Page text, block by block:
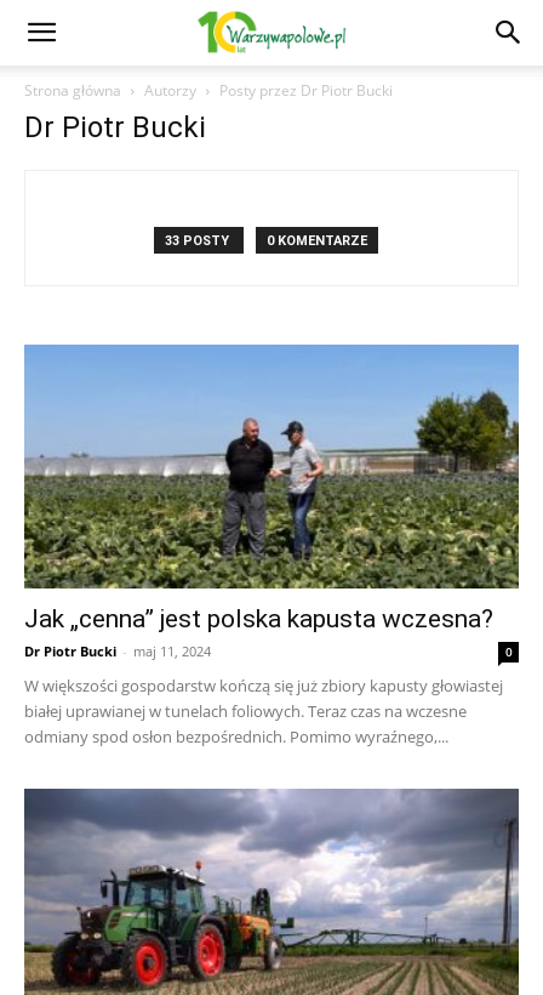
Strona główna Autorzy Posty przez Dr Piotr Bucki
Dr Piotr Bucki
33 POSTY 0 KOMENTARZE
Jak „cenna” jest polska kapusta wczesna?
Dr Piotr Bucki - maj 11, 2024 0
W większości gospodarstw kończą się już zbiory kapusty głowiastej
białej uprawianej w tunelach foliowych. Teraz czas na wczesne
odmiany spod osłon bezpośrednich. Pomimo wyraźnego,...